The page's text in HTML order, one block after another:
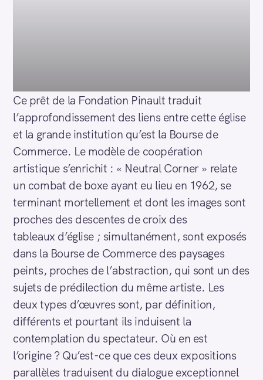
Ce prêt de la Fondation Pinault traduit
l’approfondissement des liens entre cette église
et la grande institution qu’est la Bourse de
Commerce. Le modèle de coopération
artistique s’enrichit : « Neutral Corner » relate
un combat de boxe ayant eu lieu en 1962, se
terminant mortellement et dont les images sont
proches des descentes de croix des
tableaux d’église ; simultanément, sont exposés
dans la Bourse de Commerce des paysages
peints, proches de l’abstraction, qui sont un des
sujets de prédilection du même artiste. Les
deux types d’œuvres sont, par définition,
différents et pourtant ils induisent la
contemplation du spectateur. Où en est
l’origine ? Qu’est-ce que ces deux expositions
parallèles traduisent du dialogue exceptionnel